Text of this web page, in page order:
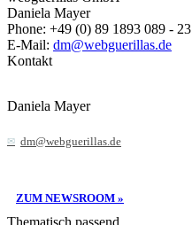
Daniela Mayer
Phone: +49 (0) 89 1893 089 - 23
E-Mail: dm@webguerillas.de
Kontakt
Daniela Mayer
dm@webguerillas.de
ZUM NEWSROOM »
Thematisch passend